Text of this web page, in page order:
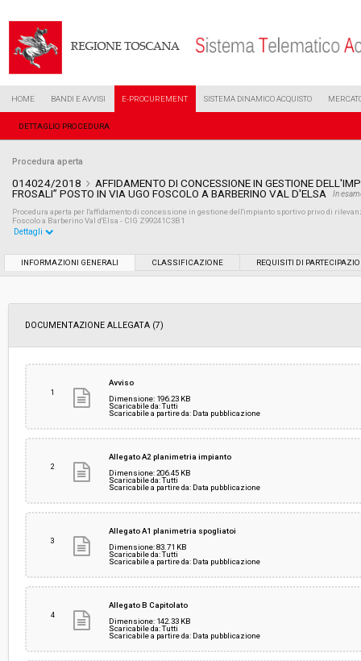
HOME BANDI E AVVISI E-PROCUREMENT SISTEMA DINAMICO ACQUISTO
DETTAGLIO PROCEDURA
Procedura aperta
014024/2018
AFFIDAMENTO DI CONCESSIONE IN GESTIONE
FROSALI” POSTO IN VIA UGO FOSCOLO A BARBERINO VAL D'ELSA
In
Procedura aperta per l'affidamento di concessione in gestione dell'impianto sportivo privo di
Foscolo a Barberino Val d'Elsa - CIG Z99241C3B1
Data pubblicazione:
Svolgimento:
Responsabile attuale:
UNIONE COMUNALE DEL CHIANTI FIORENTINO
Dettagli
INFORMAZIONI GENERALI CLASSIFICAZIONE REQUISITI DI
DOCUMENTAZIONE ALLEGATA (7)
1
Avviso
Dimensione: 196.23 KB
Scaricabile da: Tutti
Scaricabile a partire da: Data pubblicazione
2
Allegato A2 planimetria impianto
Dimensione: 206.45 KB
Scaricabile da: Tutti
Scaricabile a partire da: Data pubblicazione
3
Allegato A1 planimetria spogliatoi
Dimensione: 83.71 KB
Scaricabile da: Tutti
Scaricabile a partire da: Data pubblicazione
4
Allegato B Capitolato
Dimensione: 142.33 KB
Scaricabile da: Tutti
Scaricabile a partire da: Data pubblicazione